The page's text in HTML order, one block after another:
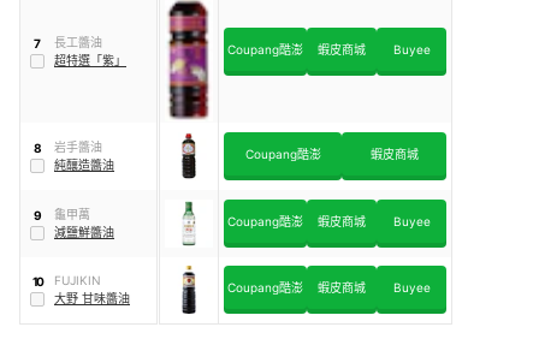
7
長工醬油
超特選「紫」
Coupang酷澎 蝦皮商城 Buyee
8
岩手醬油
純釀造醬油
Coupang酷澎 蝦皮商城
9
龜甲萬
減鹽鮮醬油
Coupang酷澎 蝦皮商城 Buyee
10
FUJIKIN
大野 甘味醬油
Coupang酷澎 蝦皮商城 Buyee